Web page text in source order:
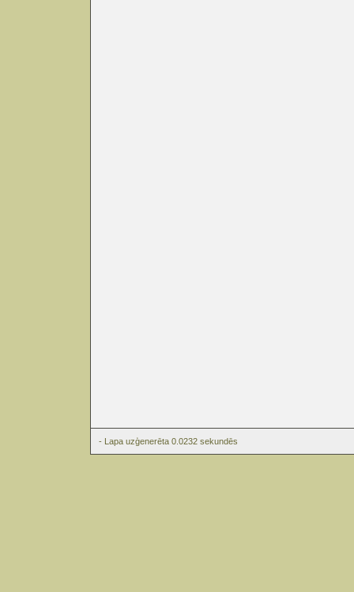
- Lapa uzģenerēta 0.0232 sekundēs